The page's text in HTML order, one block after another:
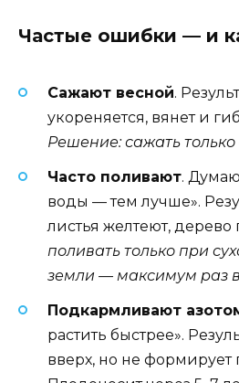
Частые ошибки — и
Сажают весной.
укореняется, вянет и
Решение: сажать только
Часто поливают.
воды — тем лучше».
листья желтеют, дерево
поливать только при
земли — максимум раз в
Подкармливают
растить быстрее».
вверх, но не